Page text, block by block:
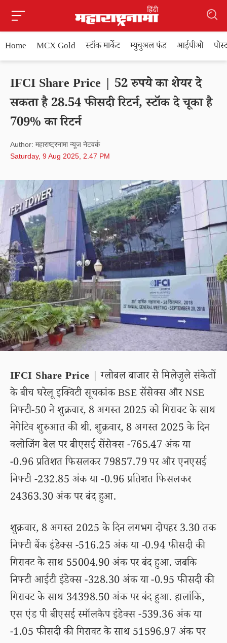
Home MCX Gold स्टॉक मार्केट म्युचुअल फंड आईपीओ
IFCI Share Price | 52 रुपये का शेयर दे
सकता है 28.54 फीसदी रिटर्न, स्टॉक दे चूका है
709% का रिटर्न
Author: महाराष्ट्रनामा न्यूज नेटवर्क
Saturday, 9 Aug 2025, 2.47 PM
IFCI Share Price | ग्लोबल बाजार से मिलेजुले संकेतों
के बीच घरेलू इक्विटी सूचकांक BSE सेंसेक्स और NSE
निफ्टी-50 ने शुक्रवार, 8 अगस्त 2025 को गिरावट के साथ
नेगेटिव शुरुआत की थी. शुक्रवार, 8 अगस्त 2025 के दिन
क्लोजिंग बेल पर बीएसई सेंसेक्स -765.47 अंक या
-0.96 प्रतिशत फिसलकर 79857.79 पर और एनएसई
निफ्टी -232.85 अंक या -0.96 प्रतिशत फिसलकर
24363.30 अंक पर बंद हुआ.
शुक्रवार, 8 अगस्त 2025 के दिन लगभग दोपहर 3.30 तक
निफ्टी बैंक इंडेक्स -516.25 अंक या -0.94 फीसदी की
गिरावट के साथ 55004.90 अंक पर बंद हुआ. जबकि
निफ्टी आईटी इंडेक्स -328.30 अंक या -0.95 फीसदी की
गिरावट के साथ 34398.50 अंक पर बंद हुआ. हालांकि,
एस एंड पी बीएसई स्मॉलकैप इंडेक्स -539.36 अंक या
-1.05 फीसदी की गिरावट के साथ 51596.97 अंक पर